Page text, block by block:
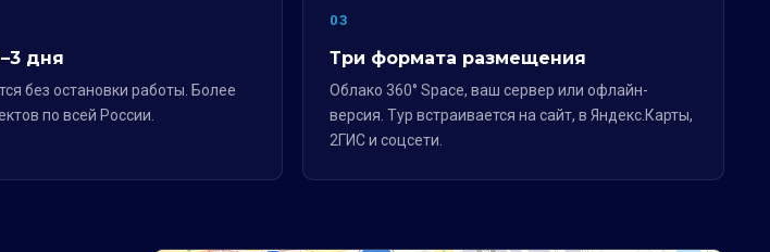
дня
без остановки работы. Более
по всей России.
03
Три формата размещения
Облако 360° Space, ваш сервер или офлайн-
версия. Тур встраивается на сайт, в Яндекс.Карты,
2ГИС и соцсети.